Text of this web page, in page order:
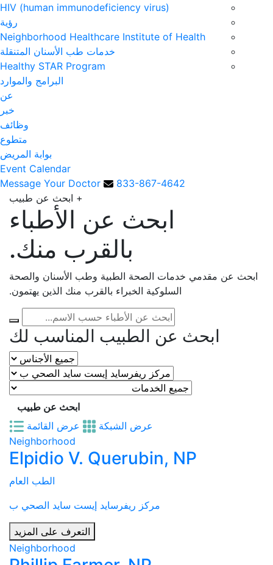
HIV (human immunodeficiency virus)
رؤية
Neighborhood Healthcare Institute of Health
خدمات طب الأسنان المتنقلة
Healthy STAR Program
البرامج والموارد
عن
خبر
وظائف
متطوع
بوابة المريض
Event Calendar
Message Your Doctor
833-867-4642
+ ابحث عن طبيب
ابحث عن الأطباء
بالقرب منك.
ابحث عن مقدمي خدمات الصحة الطبية وطب الأسنان والصحة
السلوكية الخبراء بالقرب منك الذين يهتمون.
ابحث عن الطبيب المناسب لك
ابحث عن طبيب
عرض الشبكة
عرض القائمة
Neighborhood
Elpidio V. Querubin, NP
الطب العام
مركز ريفرسايد إيست سايد الصحي ب
التعرف على المزيد
Neighborhood